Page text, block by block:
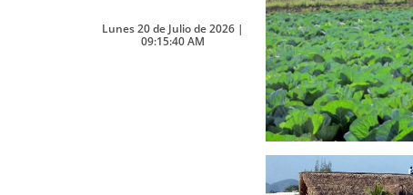
Lunes 20 de Julio de 2026 |
09:15:40 AM